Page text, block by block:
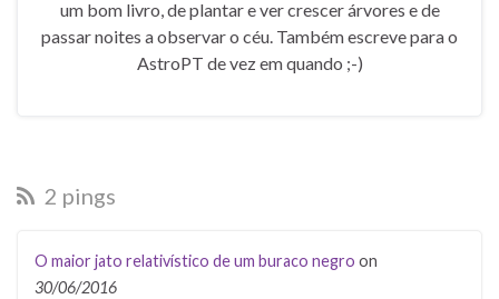
um bom livro, de plantar e ver crescer árvores e de
passar noites a observar o céu. Também escreve para o
AstroPT de vez em quando ;-)
2 pings
O maior jato relativístico de um buraco negro on
30/06/2016